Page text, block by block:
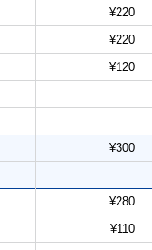
¥220
¥220
¥120
¥300
¥280
¥110